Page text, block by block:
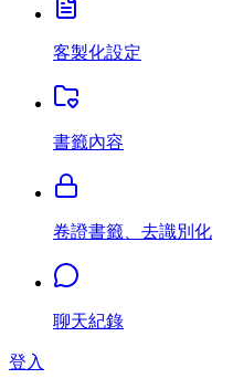
客製化設定
書籤內容
卷證書籤、去識別化
聊天紀錄
登入